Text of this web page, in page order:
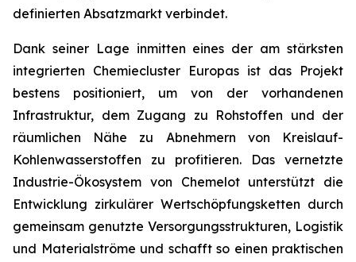
definierten Absatzmarkt verbindet.
Dank seiner Lage inmitten eines der am stärksten
integrierten Chemiecluster Europas ist das Projekt
bestens positioniert, um von der vorhandenen
Infrastruktur, dem Zugang zu Rohstoffen und der
räumlichen Nähe zu Abnehmern von Kreislauf-
Kohlenwasserstoffen zu profitieren. Das vernetzte
Industrie-Ökosystem von Chemelot unterstützt die
Entwicklung zirkulärer Wertschöpfungsketten durch
gemeinsam genutzte Versorgungsstrukturen, Logistik
und Materialströme und schafft so einen praktischen